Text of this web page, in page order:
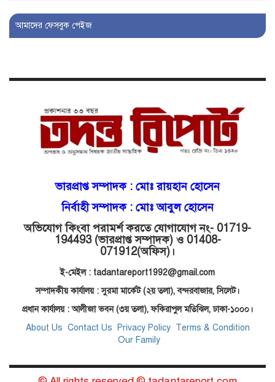
বিআইডিসি’তে ১৫ বছরের দখলদারিত্ব
ভ্রূণহত্যার অপচেষ্টা, গোয়াইনঘাট জুড়ে
মোগলাবাজার থানা কার কবলে?
গোয়াইনঘাটে বিজিবির নাম ভাঙিয়ে
দুলালের রাজত্ব!
মোগলাবাজারে এসআই দয়াময়’র
ঘুষের রাজত্ব!
যন্ত্র বিকলের বাহানা: বেসরকারির
শোষণে জিম্মি ওসমানীর রোগীরা!
শাহপরানের পর মোগলাবাজারেও ওসি
সাবেক বডিগার্ড!
আমাদের ফেসবুক পেইজ
ভারপ্রাপ্ত সম্পাদক : মোঃ রায়হান হোসেন
নির্বাহী সম্পাদক : মোঃ আবুল হোসেন
অভিযোগ কিংবা পরামর্শ করতে যোগাযোগ নং- 01719-
194493 (ভারপ্রাপ্ত সম্পাদক) ও 01408-
071912(অফিস)।
ই-মেইল : tadantareport1992@gmail.com
সম্পাদকীয় কার্যালয় : সুরমা মার্কেট (২য় তলা),বন্দরবাজার, সিলেট।
প্রধান কার্যালয় : আলীজা ভবন (৩য় তলা), ফকিরাপুল মতিঝিল, ঢাকা-১০০০।
About Us Contact Us Privacy Policy Terms & Condition
Our Family